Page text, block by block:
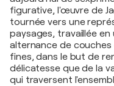
figurative, l'œuvre de
tournée vers une
paysages, travaillée en
alternance de
fines, dans le but de
délicatesse que de la
qui traversent